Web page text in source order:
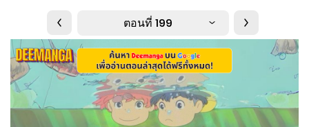
ตอนที่ 199